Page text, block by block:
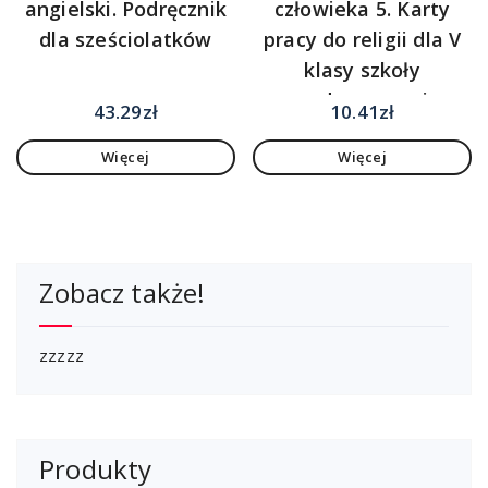
angielski. Podręcznik
dla sześciolatków
43.29zł
Więcej
człowieka 5. Karty
pracy do religii dla V
klasy szkoły
podstawowej
10.41zł
Więcej
Zobacz także!
zzzzz
Produkty